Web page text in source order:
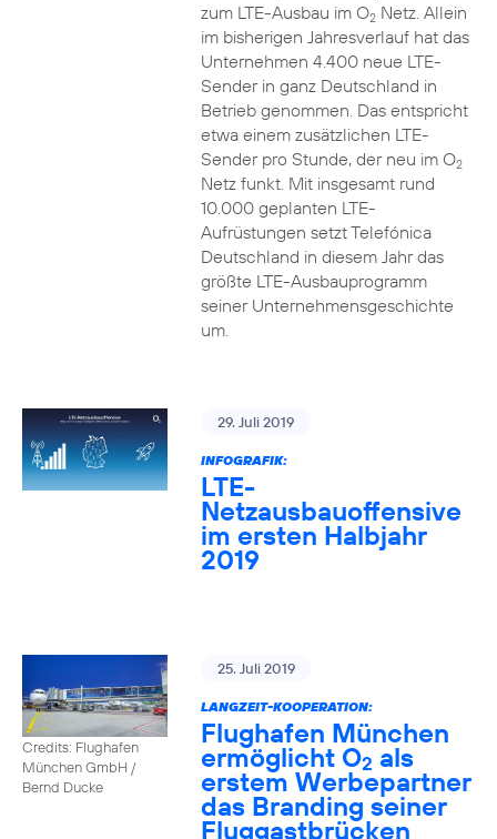
zum LTE-Ausbau im O2Netz. Allein
im bisherigen Jahresverlauf hat das
Unternehmen 4.400 neue LTE-
Sender in ganz Deutschland in
Betrieb genommen. Das entspricht
etwa einem zusätzlichen LTE-
Sender pro Stunde, der neu im O2
Netz funkt. Mit insgesamt rund
10.000 geplanten LTE-
Aufrüstungen setzt Telefónica
Deutschland in diesem Jahr das
größte LTE-Ausbauprogramm
seiner Unternehmensgeschichte
um.
29. Juli 2019
INFOGRAFIK:
LTE-
Netzausbauoffensive
im ersten Halbjahr
2019
Credits: Flughafen
München GmbH /
Bernd Ducke
25. Juli 2019
LANGZEIT-KOOPERATION:
Flughafen München
ermöglicht O2 als
erstem Werbepartner
das Branding seiner
Fluggastbrücken